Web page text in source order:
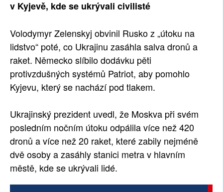
v Kyjevě, kde se ukrývali civilisté
Volodymyr Zelenskyj obvinil Rusko z „útoku na
lidstvo“ poté, co Ukrajinu zasáhla salva dronů a
raket. Německo slíbilo dodávku pěti
protivzdušných systémů Patriot, aby pomohlo
Kyjevu, který se nachází pod tlakem.
Ukrajinský prezident uvedl, že Moskva při svém
posledním nočním útoku odpálila více než 420
dronů a více než 20 raket, které zabily nejméně
dvě osoby a zasáhly stanici metra v hlavním
městě, kde se ukrývali lidé.